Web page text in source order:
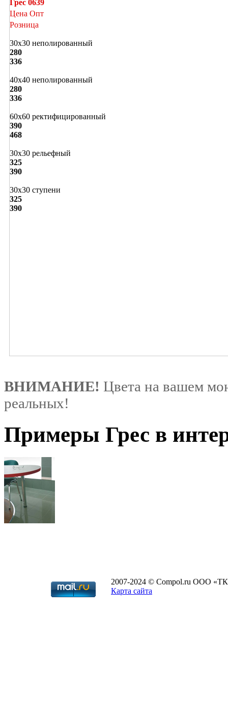
Грес 0639
Цена Опт
Розница
30х30 неполированный
280
336
40х40 неполированный
280
336
60х60 ректифицированный
390
468
30х30 рельефный
325
390
30х30 ступени
325
390
ВНИМАНИЕ! Цвета на вашем
реальных!
Примеры Грес в
2007-2024 © Compol.ru ООО «ТК
Карта сайта